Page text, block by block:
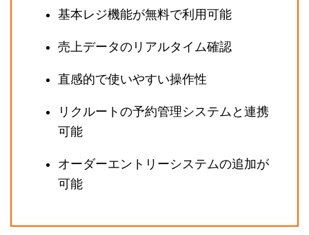
基本レジ機能が無料で利用可能
売上データのリアルタイム確認
直感的で使いやすい操作性
リクルートの予約管理システムと連携
可能
オーダーエントリーシステムの追加が
可能